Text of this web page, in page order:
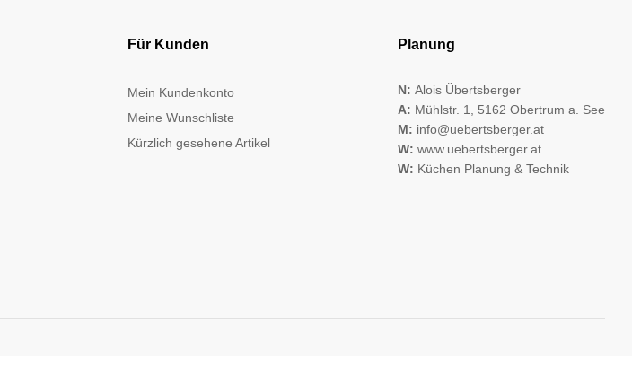
Für Kunden
Mein Kundenkonto
Meine Wunschliste
Kürzlich gesehene Artikel
Planung
N: Alois Übertsberger
A: Mühlstr. 1, 5162 Obertrum a. See
M: info@uebertsberger.at
W: www.uebertsberger.at
W: Küchen Planung & Technik